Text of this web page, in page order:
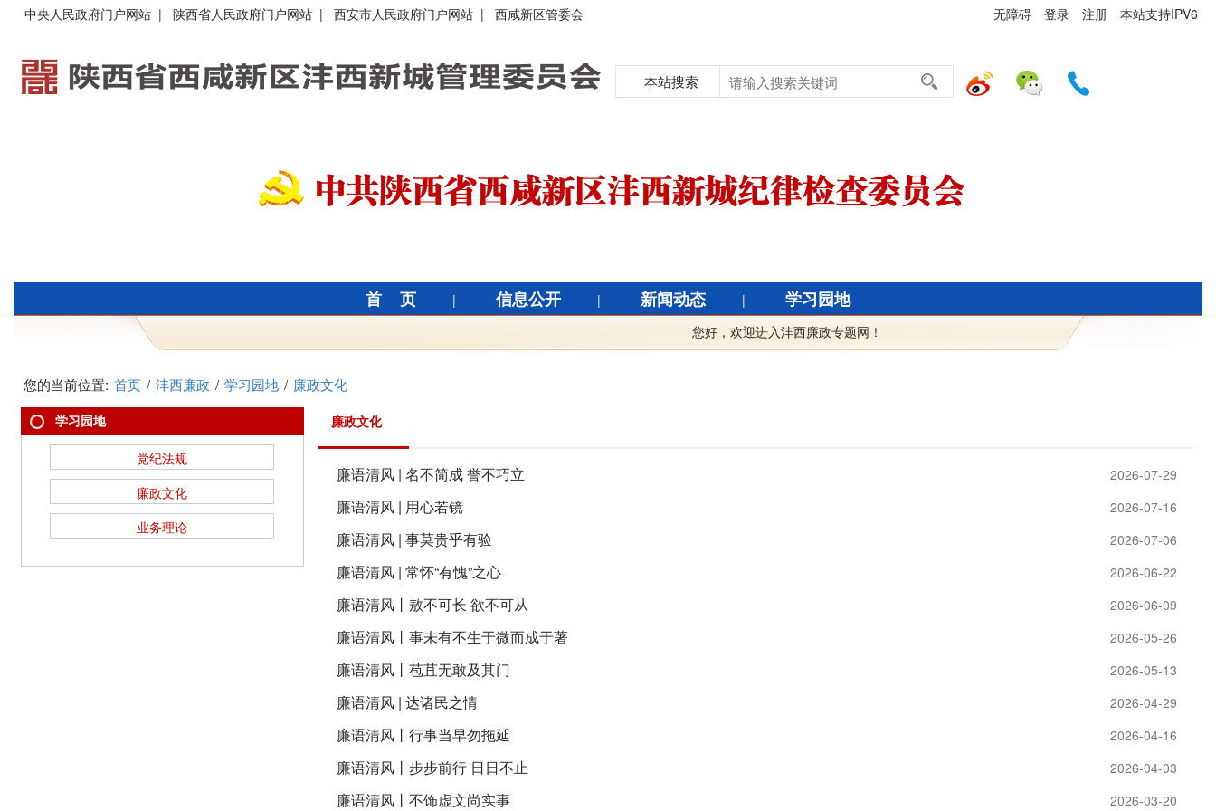
无障碍 登录 注册 本站支持IPV6
中央人民政府门户网站 | 陕西省人民政府门户网站 | 西安市人民政府门户网站 | 西咸新区管委会
本站搜索
首 页 | 信息公开 | 新闻动态 | 学习园地
您好，欢迎进入沣西廉政专题网！今天是 2026年8月6日 星期四 请调整您的计算机日期!
您的当前位置: 首页 / 沣西廉政 / 学习园地 / 廉政文化
学习园地
党纪法规
廉政文化
业务理论
廉政文化
2026-07-29
廉语清风 | 名不简成 誉不巧立
2026-07-16
廉语清风 | 用心若镜
2026-07-06
廉语清风 | 事莫贵乎有验
2026-06-22
廉语清风 | 常怀“有愧”之心
2026-06-09
廉语清风丨敖不可长 欲不可从
2026-05-26
廉语清风丨事未有不生于微而成于著
2026-05-13
廉语清风丨苞苴无敢及其门
2026-04-29
廉语清风 | 达诸民之情
2026-04-16
廉语清风丨行事当早勿拖延
2026-04-03
廉语清风丨步步前行 日日不止
2026-03-20
廉语清风丨不饰虚文尚实事